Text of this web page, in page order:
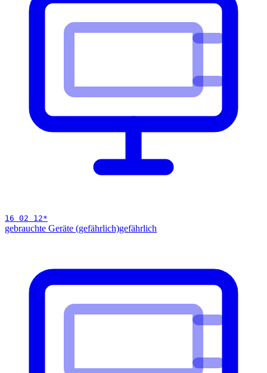
16 02 12*
gebrauchte Geräte (gefährlich)gefährlich